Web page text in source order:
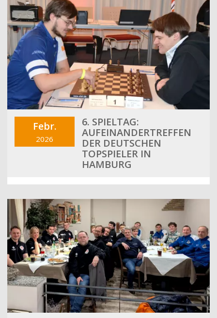
Febr.
2026
6. SPIELTAG:
AUFEINANDERTREFFEN
DER DEUTSCHEN
TOPSPIELER IN
HAMBURG